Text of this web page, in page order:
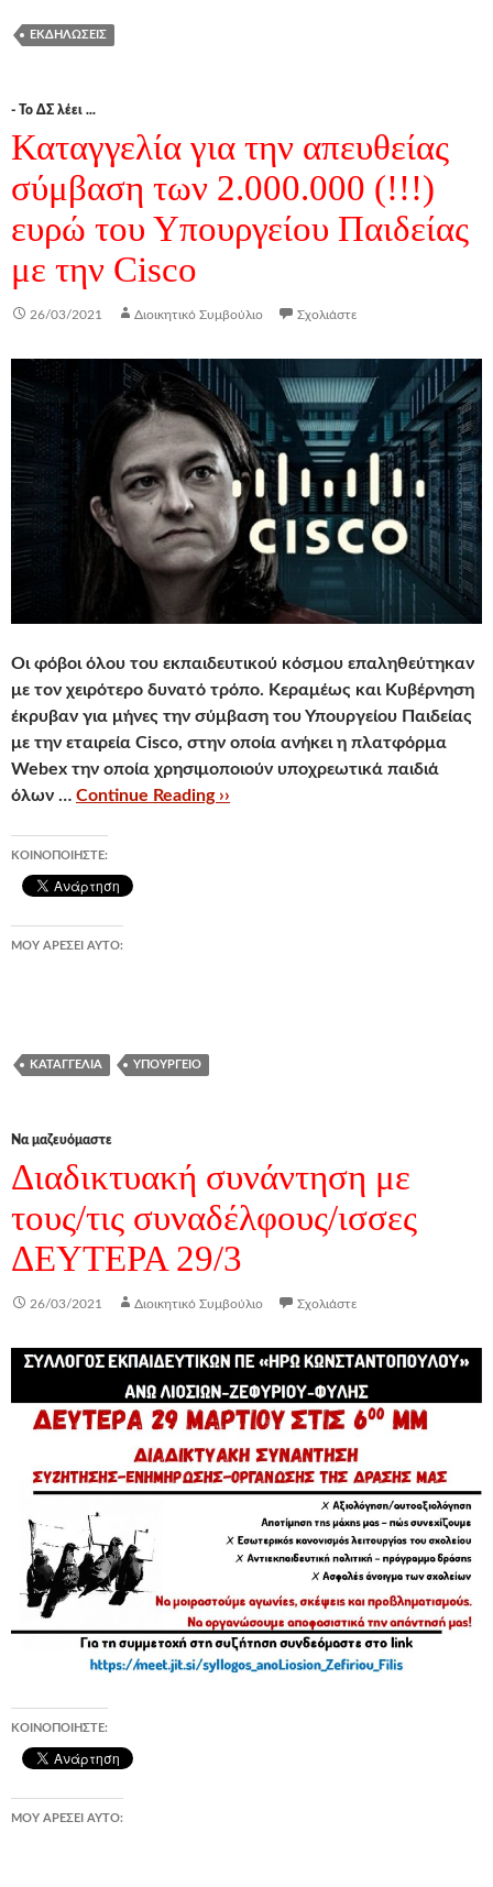
ΕΚΔΗΛΏΣΕΙΣ
- Το ΔΣ λέει ...
Καταγγελία για την απευθείας
σύμβαση των 2.000.000 (!!!)
ευρώ του Υπουργείου Παιδείας
με την Cisco
26/03/2021 Διοικητικό Συμβούλιο Σχολιάστε
Οι φόβοι όλου του εκπαιδευτικού κόσμου επαληθεύτηκαν
με τον χειρότερο δυνατό τρόπο. Κεραμέως και Κυβέρνηση
έκρυβαν για μήνες την σύμβαση του Υπουργείου Παιδείας
με την εταιρεία Cisco, στην οποία ανήκει η πλατφόρμα
Webex την οποία χρησιμοποιούν υποχρεωτικά παιδιά
όλων … Continue Reading ››
ΚΟΙΝΟΠΟΙΉΣΤΕ:
ΜΟΥ ΑΡΈΣΕΙ ΑΥΤΌ:
ΚΑΤΑΓΓΕΛΊΑ ΥΠΟΥΡΓΕΊΟ
Να μαζευόμαστε
Διαδικτυακή συνάντηση με
τους/τις συναδέλφους/ισσες
ΔΕΥΤΕΡΑ 29/3
26/03/2021 Διοικητικό Συμβούλιο Σχολιάστε
ΚΟΙΝΟΠΟΙΉΣΤΕ:
ΜΟΥ ΑΡΈΣΕΙ ΑΥΤΌ: